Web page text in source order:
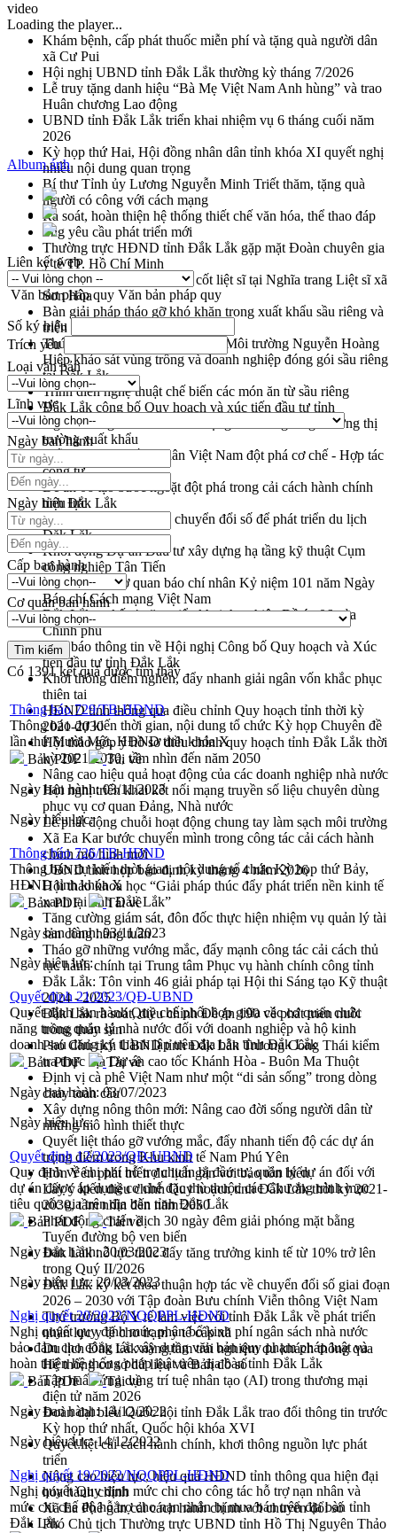
video
Loading the player...
Khám bệnh, cấp phát thuốc miễn phí và tặng quà người dân
xã Cư Pui
Hội nghị UBND tỉnh Đắk Lắk thường kỳ tháng 7/2026
Lễ truy tặng danh hiệu “Bà Mẹ Việt Nam Anh hùng” và trao
Huân chương Lao động
UBND tỉnh Đắk Lắk triển khai nhiệm vụ 6 tháng cuối năm
2026
Kỳ họp thứ Hai, Hội đồng nhân dân tỉnh khóa XI quyết nghị
nhiều nội dung quan trọng
Bí thư Tỉnh ủy Lương Nguyễn Minh Triết thăm, tặng quà
người có công với cách mạng
Rà soát, hoàn thiện hệ thống thiết chế văn hóa, thể thao đáp
ứng yêu cầu phát triển mới
Thường trực HĐND tỉnh Đắk Lắk gặp mặt Đoàn chuyên gia
y tế TP. Hồ Chí Minh
Lễ truy điệu và an táng hài cốt liệt sĩ tại Nghĩa trang Liệt sĩ xã
Sơn Hòa
Bàn giải pháp tháo gỡ khó khăn trong xuất khẩu sầu riêng và
triển khai quy định EUDR
Thứ trưởng Bộ Nông nghiệp và Môi trường Nguyễn Hoàng
Hiệp khảo sát vùng trồng và doanh nghiệp đóng gói sầu riêng
tại Đắk Lắk
Trình diễn nghệ thuật chế biến các món ăn từ sầu riêng
Đắk Lắk công bố Quy hoạch và xúc tiến đầu tư tỉnh
Ngành cá ngừ Đắk Lắk chủ động thích ứng để giữ vững thị
trường xuất khẩu
Diễn đàn Kinh tế tư nhân Việt Nam đột phá cơ chế - Hợp tác
công tư
Đề án 06 tạo bước ngoặt đột phá trong cải cách hành chính
tỉnh Đắk Lắk
Kết nối tour, đẩy mạnh chuyển đổi số để phát triển du lịch
Đắk Lắk
Khởi động Dự án Đầu tư xây dựng hạ tầng kỹ thuật Cụm
công nghiệp Tân Tiến
Gặp mặt các cơ quan báo chí nhân Kỷ niệm 101 năm Ngày
Báo chí Cách mạng Việt Nam
Đắk Lắk sơ kết 4 năm triển khai thực hiện Đề án 06 của
Chính phủ
Họp báo thông tin về Hội nghị Công bố Quy hoạch và Xúc
tiến đầu tư tỉnh Đắk Lắk
Khơi thông điểm nghẽn, đẩy nhanh giải ngân vốn khắc phục
thiên tai
HĐND tỉnh thông qua điều chỉnh Quy hoạch tỉnh thời kỳ
2021-2030
Hội thảo góp ý hồ sơ điều chỉnh quy hoạch tỉnh Đắk Lắk thời
kỳ 2021-2030, tầm nhìn đến năm 2050
Nâng cao hiệu quả hoạt động của các doanh nghiệp nhà nước
Hội nghị triển khai kết nối mạng truyền số liệu chuyên dùng
phục vụ cơ quan Đảng, Nhà nước
Lễ phát động chuỗi hoạt động chung tay làm sạch môi trường
Xã Ea Kar bước chuyển mình trong công tác cải cách hành
chính mô hình mới
UBND tỉnh họp báo định kỳ tháng 4 năm 2026
Hội thảo khoa học “Giải pháp thúc đẩy phát triển nền kinh tế
xanh tại tỉnh Đắk Lắk”
Tăng cường giám sát, đôn đốc thực hiện nhiệm vụ quản lý tài
sản công hàng tuần
Tháo gỡ những vướng mắc, đẩy mạnh công tác cải cách thủ
tục hành chính tại Trung tâm Phục vụ hành chính công tỉnh
Đắk Lắk: Tôn vinh 46 giải pháp tại Hội thi Sáng tạo Kỹ thuật
2024 - 2025
Đắk Lắk rà soát, điều chỉnh Đề án 190 về phát triển nuôi
trồng thủy sản
Phó Chủ tịch UBND tỉnh Đắk Lắk Trương Công Thái kiểm
tra thực địa Dự án cao tốc Khánh Hòa - Buôn Ma Thuột
Định vị cà phê Việt Nam như một “di sản sống” trong dòng
chảy toàn cầu
Xây dựng nông thôn mới: Nâng cao đời sống người dân từ
những mô hình thiết thực
Quyết liệt tháo gỡ vướng mắc, đẩy nhanh tiến độ các dự án
trọng điểm trong Khu kinh tế Nam Phú Yên
Hòn Yến phát triển du lịch gắn với bảo tồn biển
Lấy ý kiến điều chỉnh Quy hoạch tỉnh Đắk Lắk thời kỳ 2021-
2030, tầm nhìn đến năm 2050
Phát động chiến dịch 30 ngày đêm giải phóng mặt bằng
Tuyến đường bộ ven biển
Đắk Lắk nỗ lực thúc đẩy tăng trưởng kinh tế từ 10% trở lên
trong Quý II/2026
Đắk Lắk ký kết thỏa thuận hợp tác về chuyển đổi số giai đoạn
2026 – 2030 với Tập đoàn Bưu chính Viễn thông Việt Nam
Thứ trưởng Bộ Y tế làm việc với tỉnh Đắk Lắk về phát triển
nhân lực y tế cho trạm y tế cấp xã
Du lịch Đắk Lắk nâng tầm trải nghiệm du khách thông qua
Hệ thống cơ sở dữ liệu và Bản đồ số
Tập huấn ứng dụng trí tuệ nhân tạo (AI) trong thương mại
điện tử năm 2026
Đoàn đại biểu Quốc hội tỉnh Đắk Lắk trao đổi thông tin trước
Kỳ họp thứ nhất, Quốc hội khóa XVI
Quyết liệt cải cách hành chính, khơi thông nguồn lực phát
triển
Nâng cao hiệu lực, hiệu quả HĐND tỉnh thông qua hiện đại
hóa hành chính
Xã Ea Phê gắn cải cách hành chính với chuyển đổi số
Phó Chủ tịch Thường trực UBND tỉnh Hồ Thị Nguyên Thảo
Album ảnh
Liên kết web
Văn bản pháp quy Văn bản pháp quy
Số ký hiệu
Trích yếu
Loại văn bản
Lĩnh vực
Ngày ban hành
Ngày hiệu lực
Cấp ban hành
Cơ quan ban hành
Có 1391kết quả được tìm thấy
Thông báo 729/TB-HĐND
Thông báo dự kiến thời gian, nội dung tổ chức Kỳ họp Chuyên đề
lần thứ Mười Một, HĐND tỉnh khóa X
Bản PDF
Tải về
Ngày ban hành:03/11/2023
Ngày hiệu lực:
Thông báo 726/TB-HĐND
Thông báo dự kiến thời gian, nội dung tổ chức Kỳ họp thứ Bảy,
HĐND tỉnh khóa X
Bản PDF
Tải về
Ngày ban hành:03/11/2023
Ngày hiệu lực:
Quyết định 21/2023/QĐ-UBND
Quyết định ban hành Quy chế phối hợp giữa các cơ quan chức
năng trong quản lý nhà nước đối với doanh nghiệp và hộ kinh
doanh sau đăng ký thành lập trên địa bàn tỉnh Đắk Lắk
Bản PDF
Tải về
Ngày ban hành:03/07/2023
Ngày hiệu lực:
Quyết định 12/2023/QĐ-UBND
Quy định về chi phí hỗ trợ chuẩn bị đầu tư, quản lý dự án đối với
dự án được áp dụng cơ chế đặc thù thuộc các Chương trình mục
tiêu quốc gia trên địa bàn tỉnh Đắk Lắk
Bản PDF
Tải về
Ngày ban hành:20/03/2023
Ngày hiệu lực: 20/03/2023
Nghị quyết 20/2022/NQQPPL-HĐND
Nghị quyết quy định mức phân bổ kinh phí ngân sách nhà nước
bảo đảm cho công tác xây dựng văn bản quy phạm pháp luật và
hoàn thiện hệ thống pháp luật trên địa bàn tỉnh Đắk Lắk
Bản PDF
Tải về
Ngày ban hành:14/12/2022
Ngày hiệu lực:14/12/2022
Nghị quyết 19/2022/NQQPPL-HĐND
Nghị quyết Quy định mức chi cho công tác hỗ trợ nạn nhân và
mức chi chế độ hỗ trợ cho nạn nhân bị mua bán trên địa bàn tỉnh
Đắk Lắk